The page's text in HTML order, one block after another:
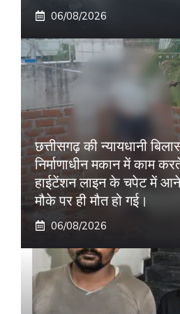
06/08/2026
छत्तीसगढ़ की न्यायधानी
निर्माणाधीन मकान में काम
हाईटेंशन लाइन के चपेट में
मौके पर ही मौत हो गई।
06/08/2026